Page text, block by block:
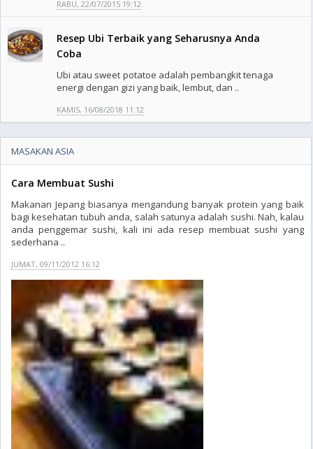
RABU, 22/07/2015 19:12
Resep Ubi Terbaik yang Seharusnya Anda
Coba
Ubi atau sweet potatoe adalah pembangkit tenaga
energi dengan gizi yang baik, lembut, dan ..
KAMIS, 16/08/2018 11:12
MASAKAN ASIA
Cara Membuat Sushi
Makanan Jepang biasanya mengandung banyak protein yang baik
bagi kesehatan tubuh anda, salah satunya adalah sushi. Nah, kalau
anda penggemar sushi, kali ini ada resep membuat sushi yang
sederhana ..
JUMAT, 09/11/2012 16:12